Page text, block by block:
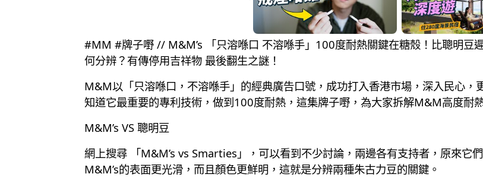
#MM #牌子嘢 // M&M’s 「只溶喺口 不溶喺手」100度耐熱關鍵在糖殼！比聰明豆
何分辨？有傳停用吉祥物 最後翻生之謎！
M&M以「只溶喺口，不溶喺手」的經典廣告口號，成功打入香港市場，深入民心，
知道它最重要的專利技術，做到100度耐熱，這集牌子嘢，為大家拆解M&M高度耐
M&M’s VS 聰明豆
網上搜尋 「M&M’s vs Smarties」，可以看到不少討論，兩邊各有支持者，原來它
M&M’s的表面更光滑，而且顏色更鮮明，這就是分辨兩種朱古力豆的關鍵。